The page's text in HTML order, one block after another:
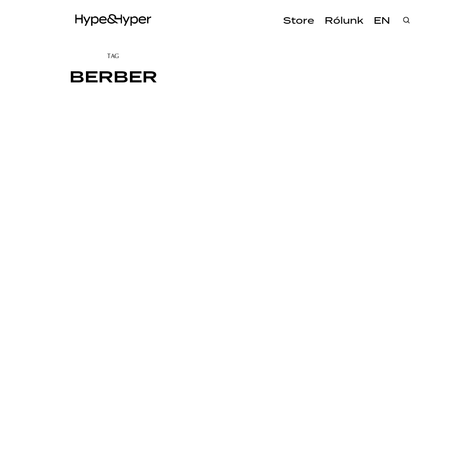
Store Rólunk EN
TAG
BERBER